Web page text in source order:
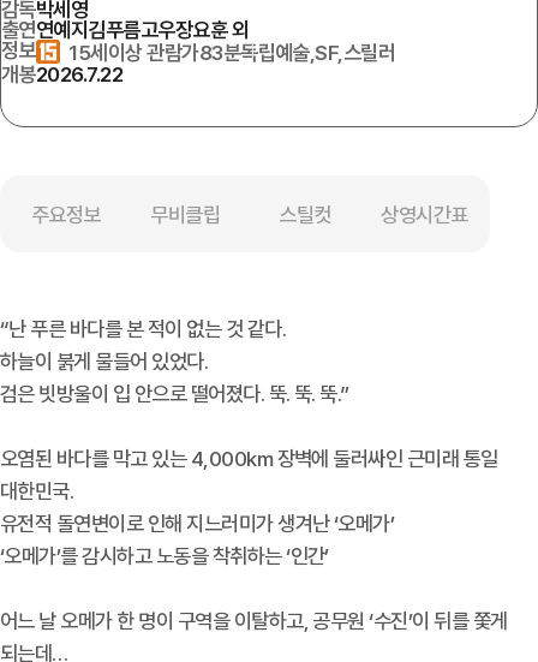
감독박세영
출연연예지 김푸름고우장요훈 외
정보
15세이상 관람가83분독립예술,SF,스릴러
개봉2026.7.22
주요정보 무비클립 스틸컷 상영시간표
“난 푸른 바다를 본 적이 없는 것 같다.
하늘이 붉게 물들어 있었다.
검은 빗방울이 입 안으로 떨어졌다. 뚝. 뚝. 뚝.”
오염된 바다를 막고 있는 4,000km 장벽에 둘러싸인 근미래 통일
대한민국.
유전적 돌연변이로 인해 지느러미가 생겨난 ‘오메가’
‘오메가’를 감시하고 노동을 착취하는 ‘인간’
어느 날 오메가 한 명이 구역을 이탈하고, 공무원 ‘수진’이 뒤를 쫓게
되는데…